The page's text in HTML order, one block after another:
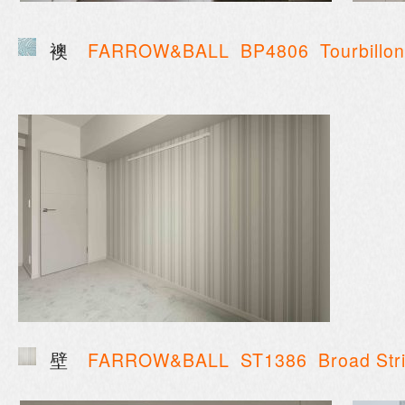
襖 FARROW&BALL BP4806 Tourbillon
壁 FARROW&BALL ST1386 Broad